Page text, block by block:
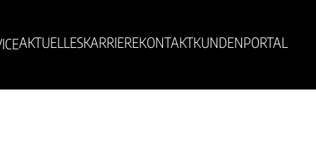
AKTUELLESKARRIEREKONTAKTKUNDENPORTAL